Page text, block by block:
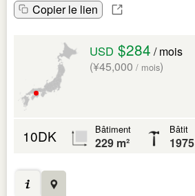
Copier le lien
USD $284 / mois
(¥45,000 / mois)
10DK Bâtiment
229 m²
Bâtit
1975